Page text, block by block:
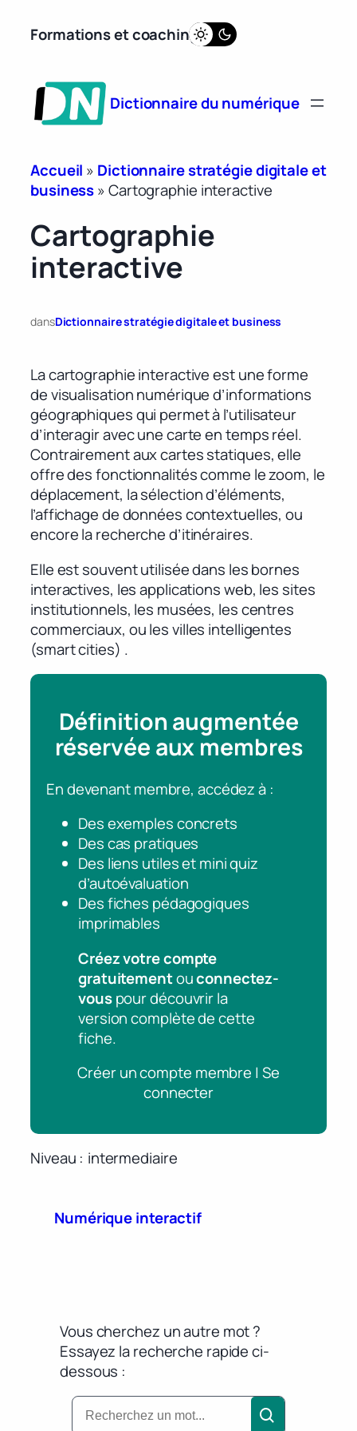
Formations et coaching
Dictionnaire du numérique
Accueil » Dictionnaire stratégie digitale et
business»Cartographie interactive
Cartographie
interactive
dansDictionnaire stratégie digitale et business
La cartographie interactive est une forme
de visualisation numérique d’informations
géographiques qui permet à l’utilisateur
d’interagir avec une carte en temps réel.
Contrairement aux cartes statiques, elle
offre des fonctionnalités comme le zoom, le
déplacement, la sélection d’éléments,
l’affichage de données contextuelles, ou
encore la recherche d’itinéraires.
Elle est souvent utilisée dans les bornes
interactives, les applications web, les sites
institutionnels, les musées, les centres
commerciaux, ou les villes intelligentes
(smart cities) .
Définition augmentée
réservée aux membres
En devenant membre, accédez à :
Des exemples concrets
Des cas pratiques
Des liens utiles et mini quiz
d’autoévaluation
Des fiches pédagogiques
imprimables
Créez votre compte
gratuitementouconnectez-
vouspour découvrir la
version complète de cette
fiche.
Créer un compte membre | Se
connecter
Niveau intermediaire
Numérique interactif
Vous cherchez un autre mot ?
Essayez la recherche rapide ci-
dessous :